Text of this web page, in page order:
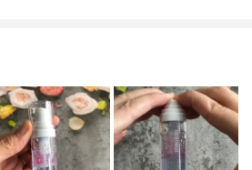
リセリル-10、チアミンHCl、トリ（カプリ
ル酸／カプリン酸）グリセリル、トロメタ
ミン、ピリドキシン、ラウリン酸ポリグリ
セリル-10、リノレン酸グリセリル、水添レ
シチン、葉酸、EDTA-2Na、エチルヘキシ